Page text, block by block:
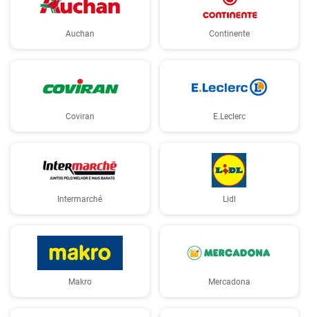
Auchan Continente
Coviran E.Leclerc
Intermarché Lidl
Makro Mercadona